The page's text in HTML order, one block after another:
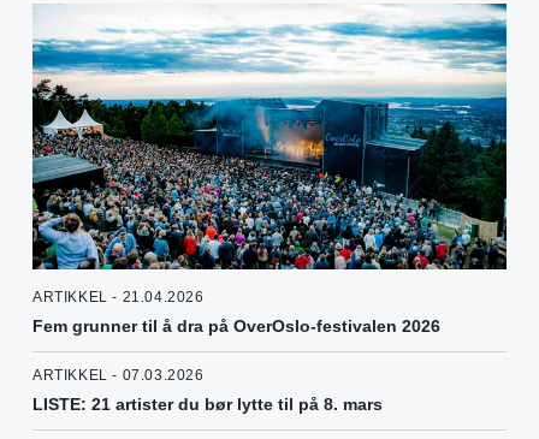
ARTIKKEL - 21.04.2026
Fem grunner til å dra på OverOslo-festivalen 2026
ARTIKKEL - 07.03.2026
LISTE: 21 artister du bør lytte til på 8. mars